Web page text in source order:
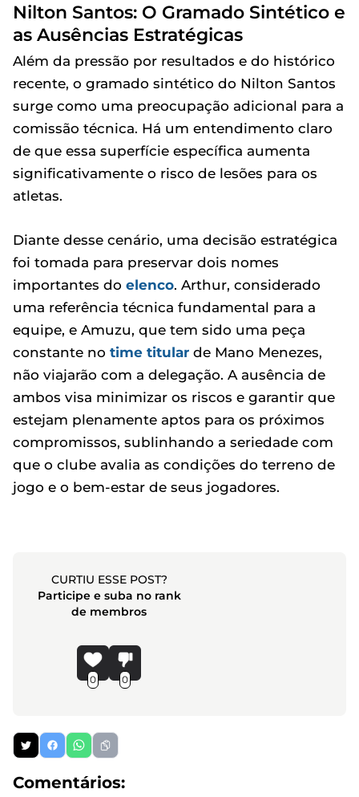
Nilton Santos: O Gramado Sintético e
as Ausências Estratégicas
Além da pressão por resultados e do histórico
recente, o gramado sintético do Nilton Santos
surge como uma preocupação adicional para a
comissão técnica. Há um entendimento claro
de que essa superfície específica aumenta
significativamente o risco de lesões para os
atletas.
Diante desse cenário, uma decisão estratégica
foi tomada para preservar dois nomes
importantes do elenco. Arthur, considerado
uma referência técnica fundamental para a
equipe, e Amuzu, que tem sido uma peça
constante no time titular de Mano Menezes,
não viajarão com a delegação. A ausência de
ambos visa minimizar os riscos e garantir que
estejam plenamente aptos para os próximos
compromissos, sublinhando a seriedade com
que o clube avalia as condições do terreno de
jogo e o bem-estar de seus jogadores.
CURTIU ESSE POST?
Participe e suba no rank
de membros
0 0
Comentários: